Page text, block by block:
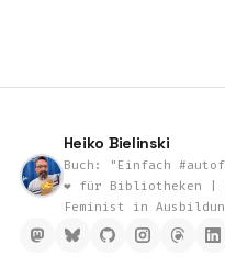
Heiko Bielinski
Buch: "Einfach
❤️ für Bibliotheken |
Feminist in